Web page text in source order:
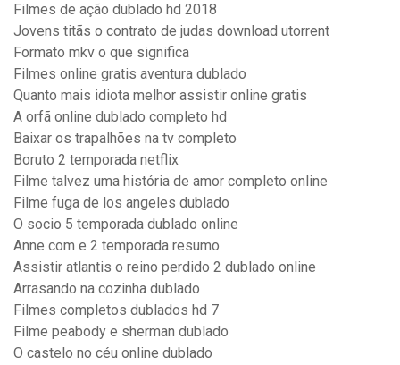
Filmes de ação dublado hd 2018
Jovens titãs o contrato de judas download utorrent
Formato mkv o que significa
Filmes online gratis aventura dublado
Quanto mais idiota melhor assistir online gratis
A orfã online dublado completo hd
Baixar os trapalhões na tv completo
Boruto 2 temporada netflix
Filme talvez uma história de amor completo online
Filme fuga de los angeles dublado
O socio 5 temporada dublado online
Anne com e 2 temporada resumo
Assistir atlantis o reino perdido 2 dublado online
Arrasando na cozinha dublado
Filmes completos dublados hd 7
Filme peabody e sherman dublado
O castelo no céu online dublado